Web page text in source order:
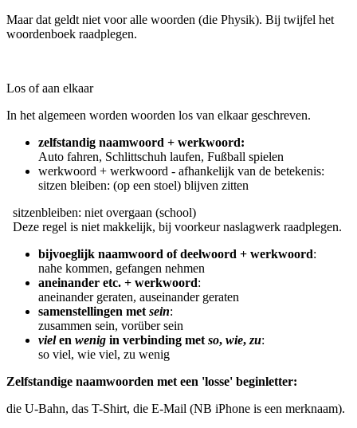
Maar dat geldt niet voor alle woorden (die Physik). Bij twijfel het
woordenboek raadplegen.
Los of aan elkaar
In het algemeen worden woorden los van elkaar geschreven.
zelfstandig naamwoord + werkwoord:
Auto fahren, Schlittschuh laufen, Fußball spielen
werkwoord + werkwoord - afhankelijk van de betekenis:
sitzen bleiben: (op een stoel) blijven zitten
sitzenbleiben: niet overgaan (school)
Deze regel is niet makkelijk, bij voorkeur naslagwerk raadplegen.
bijvoeglijk naamwoord of deelwoord + werkwoord:
nahe kommen, gefangen nehmen
aneinander etc. + werkwoord:
aneinander geraten, auseinander geraten
samenstellingen met sein:
zusammen sein, vorüber sein
vielen wenig in verbinding met so, wie, zu:
so viel, wie viel, zu wenig
Zelfstandige naamwoorden met een 'losse' beginletter:
die U-Bahn, das T-Shirt, die E-Mail (NB iPhone is een merknaam).